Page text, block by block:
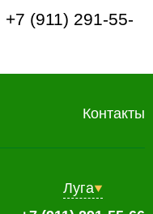
+7 (911) 291-55-
Контакты
Луга